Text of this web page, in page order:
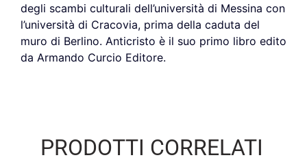
degli scambi culturali dell’università di Messina con
l’università di Cracovia, prima della caduta del
muro di Berlino. Anticristo è il suo primo libro edito
da Armando Curcio Editore.
PRODOTTI CORRELATI